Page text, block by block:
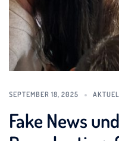
SEPTEMBER 18, 2025
Fake News und